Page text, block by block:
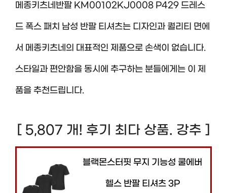
메종키츠네반팔 KM00102KJ0008 P429 드레스
드 폭스 패치 남성 반팔 티셔츠는 디자인과 퀄리티 면에
서 메종키츠네의 대표적인 제품으로 손색이 없습니다.
스타일과 편안함을 동시에 추구하는 분들에게는 이 제
품을 추천드립니다.
[ 5,807 개! 후기 최다 상품. 강추 ]
블랙몬스터핏 무지 기능성 쿨에버
헬스 반팔 티셔츠 3P